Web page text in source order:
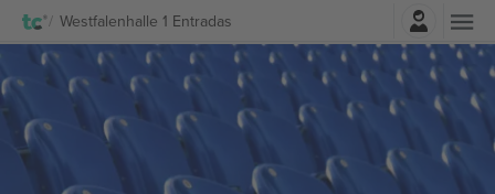
Westfalenhalle 1 Entradas